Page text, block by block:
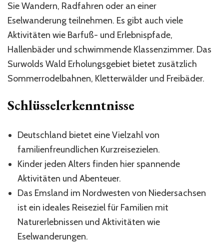
Sie Wandern, Radfahren oder an einer
Eselwanderung teilnehmen. Es gibt auch viele
Aktivitäten wie Barfuß- und Erlebnispfade,
Hallenbäder und schwimmende Klassenzimmer. Das
Surwolds Wald Erholungsgebiet bietet zusätzlich
Sommerrodelbahnen, Kletterwälder und Freibäder.
Schlüsselerkenntnisse
Deutschland bietet eine Vielzahl von
familienfreundlichen Kurzreisezielen.
Kinder jeden Alters finden hier spannende
Aktivitäten und Abenteuer.
Das Emsland im Nordwesten von Niedersachsen
ist ein ideales Reiseziel für Familien mit
Naturerlebnissen und Aktivitäten wie
Eselwanderungen.